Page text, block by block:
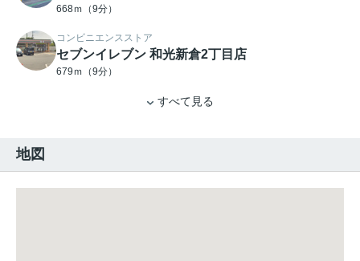
668ｍ（9分）
コンビニエンスストア
セブンイレブン 和光新倉2丁目店
679ｍ（9分）
すべて見る
地図